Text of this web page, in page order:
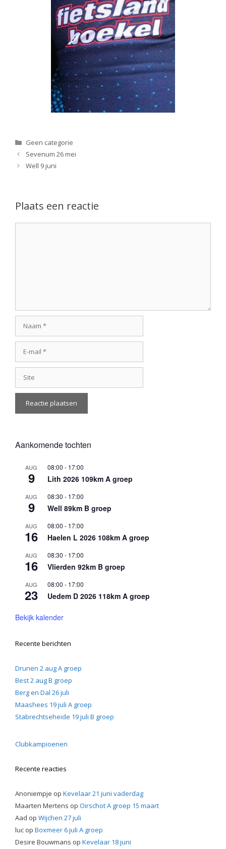
Categorieën
Geen categorie
Sevenum 26 mei
Well 9 juni
Plaats een reactie
mail
Aankomende tochten
AUG
9
08:00 - 17:00
Lith 2026 109km A groep
AUG
9
08:30 - 17:00
Well 89km B groep
AUG
16
08:00 - 17:00
Haelen L 2026 108km A groep
AUG
16
08:30 - 17:00
Vlierden 92km B groep
AUG
23
08:00 - 17:00
Uedem D 2026 118km A groep
Bekijk kalender
Recente berichten
Drunen 2 aug A groep
Best 2 aug B groep
Berg en Dal 26 juli
Maashees 19 juli A groep
Stabrechtseheide 19 juli B groep
Clubkampioenen
Recente reacties
Anoniempje op Kevelaar 21 juni vaderdag
Maarten Mertens op Oirschot A groep 15 maart
Aad op Wijchen 27 juli
luc op Boxmeer 6 juli A groep
Desire Bouwmans op Kevelaar 18 juni